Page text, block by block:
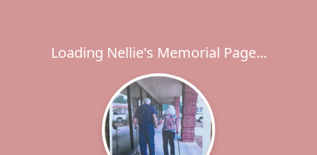
Loading Nellie's Memorial Page...